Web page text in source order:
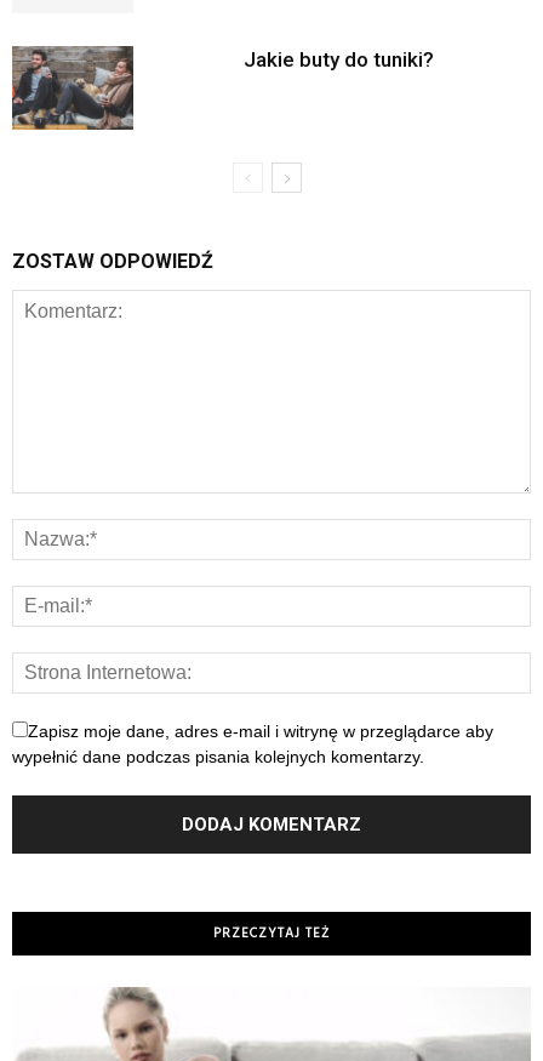
Jakie buty do tuniki?
ZOSTAW ODPOWIEDŹ
Zapisz moje dane, adres e-mail i witrynę w przeglądarce aby
wypełnić dane podczas pisania kolejnych komentarzy.
PRZECZYTAJ TEŻ